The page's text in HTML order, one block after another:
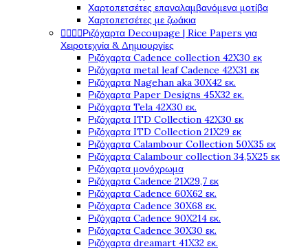
Χαρτοπετσέτες επαναλαμβανόμενα μοτίβα
Χαρτοπετσέτες με ζωάκια
Ριζόχαρτα Decoupage | Rice Papers για
Χειροτεχνία & Δημιουργίες
Ριζόχαρτα Cadence collection 42X30 εκ
Ριζόχαρτα metal leaf Cadence 42X31 εκ
Ριζόχαρτα Nagehan aka 30X42 εκ.
Ριζόχαρτα Paper Designs 45X32 εκ.
Ριζόχαρτα Tela 42Χ30 εκ.
Ριζόχαρτα ITD Collection 42X30 εκ
Ριζόχαρτα ITD Collection 21X29 εκ
Ριζόχαρτα Calambour Collection 50X35 εκ
Ριζόχαρτα Calambour collection 34,5X25 εκ
Ριζόχαρτα μονόχρωμα
Ριζόχαρτα Cadence 21Χ29,7 εκ
Ριζόχαρτα Cadence 60X62 εκ.
Ριζόχαρτα Cadence 30X68 εκ.
Ριζόχαρτα Cadence 90X214 εκ.
Ριζόχαρτα Cadence 30X30 εκ.
Ριζόχαρτα dreamart 41X32 εκ.